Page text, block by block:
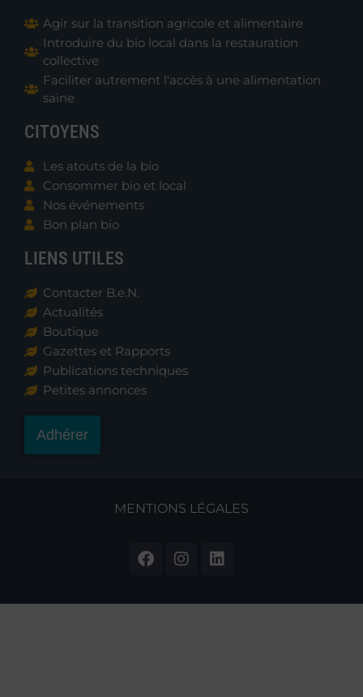
Agir sur la transition agricole et alimentaire
Introduire du bio local dans la restauration
collective
Faciliter autrement l'accès à une alimentation
saine
CITOYENS
Les atouts de la bio
Consommer bio et local
Nos événements
Bon plan bio
LIENS UTILES
Contacter B.e.N.
Actualités
Boutique
Gazettes et Rapports
Publications techniques
Petites annonces
Adhérer
MENTIONS LÉGALES